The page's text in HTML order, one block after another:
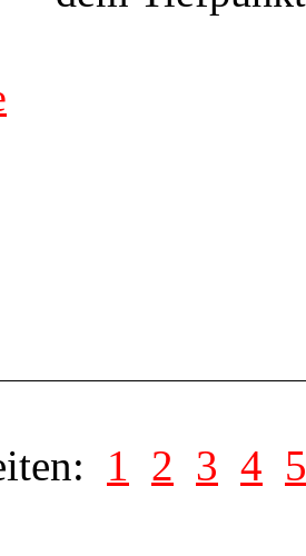
1 2 3 4 5